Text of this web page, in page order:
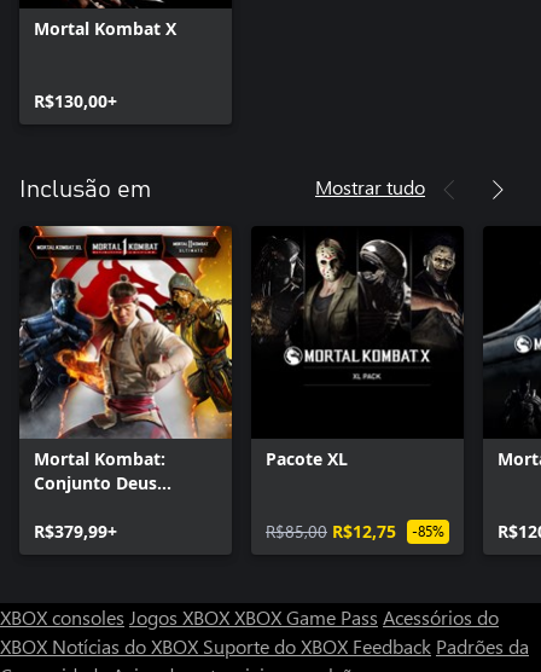
Mortal Kombat X
R$130,00+
Inclusão em Mostrar tudo
Mortal Kombat:
Conjunto Deus
R$379,99+
Pacote XL
R$85,00 R$12,75 -85%
XBOX consoles Jogos XBOXXBOX Game Pass Acessórios do
XBOX Notícias do XBOX Suporte do XBOX Feedback Padrões da